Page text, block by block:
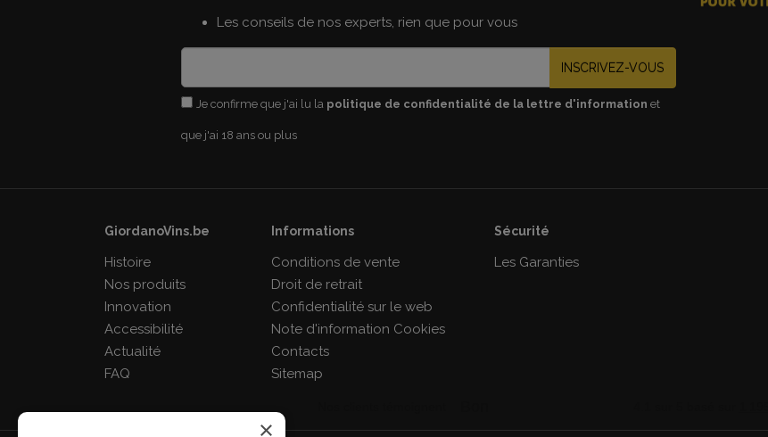
Les conseils de nos experts, rien que pour vous
INSCRIVEZ-VOUS
Je confirme que j'ai lu la politique de confidentialité de la lettre d'information et
que j'ai 18 ans ou plus
GiordanoVins.be
Histoire
Nos produits
Innovation
Accessibilité
Actualité
FAQ
Informations
Conditions de vente
Droit de retrait
Confidentialité sur le web
Note d'information Cookies
Contacts
Sitemap
Sécurité
Les Garanties
×